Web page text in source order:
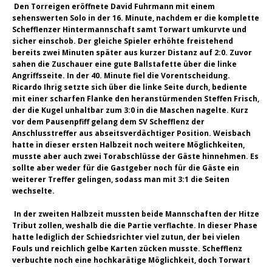
Den Torreigen eröffnete David Fuhrmann mit einem
sehenswerten Solo in der 16. Minute, nachdem er die komplette
Schefflenzer Hintermannschaft samt Torwart umkurvte und
sicher einschob. Der gleiche Spieler erhöhte freistehend
bereits zwei Minuten später aus kurzer Distanz auf 2:0. Zuvor
sahen die Zuschauer eine gute Ballstafette über die linke
Angriffsseite. In der 40. Minute fiel die Vorentscheidung.
Ricardo Ihrig setzte sich über die linke Seite durch, bediente
mit einer scharfen Flanke den heranstürmenden Steffen Frisch,
der die Kugel unhaltbar zum 3:0 in die Maschen nagelte. Kurz
vor dem Pausenpfiff gelang dem SV Schefflenz der
Anschlusstreffer aus abseitsverdächtiger Position. Weisbach
hatte in dieser ersten Halbzeit noch weitere Möglichkeiten,
musste aber auch zwei Torabschlüsse der Gäste hinnehmen. Es
sollte aber weder für die Gastgeber noch für die Gäste ein
weiterer Treffer gelingen, sodass man mit 3:1 die Seiten
wechselte.
In der zweiten Halbzeit mussten beide Mannschaften der Hitze
Tribut zollen, weshalb die die Partie verflachte. In dieser Phase
hatte lediglich der Schiedsrichter viel zutun, der bei vielen
Fouls und reichlich gelbe Karten zücken musste. Schefflenz
verbuchte noch eine hochkarätige Möglichkeit, doch Torwart